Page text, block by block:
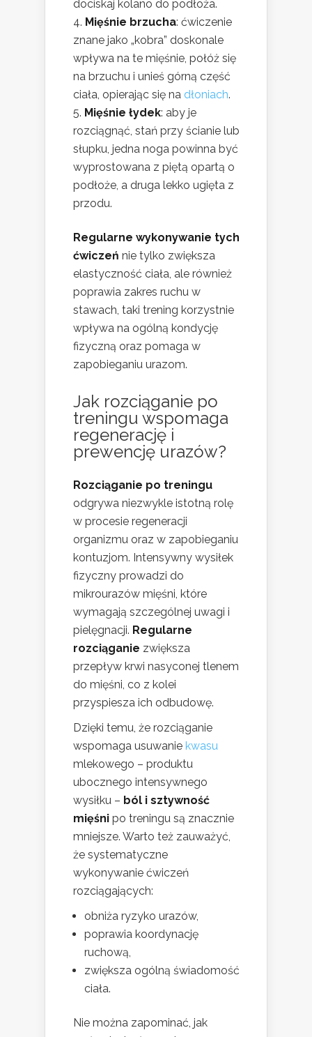
dociskaj kolano do podłoża.
Mięśnie brzucha: ćwiczenie
znane jako „kobra” doskonale
wpływa na te mięśnie, połóż się
na brzuchu i unieś górną część
ciała, opierając się na dłoniach.
Mięśnie łydek: aby je
rozciągnąć, stań przy ścianie lub
słupku, jedna noga powinna być
wyprostowana z piętą opartą o
podłoże, a druga lekko ugięta z
przodu.
Regularne wykonywanie tych
ćwiczeń nie tylko zwiększa
elastyczność ciała, ale również
poprawia zakres ruchu w
stawach, taki trening korzystnie
wpływa na ogólną kondycję
fizyczną oraz pomaga w
zapobieganiu urazom.
Jak rozciąganie po
treningu wspomaga
regenerację i
prewencję urazów?
Rozciąganie po treningu
odgrywa niezwykle istotną rolę
w procesie regeneracji
organizmu oraz w zapobieganiu
kontuzjom. Intensywny wysiłek
fizyczny prowadzi do
mikrourazów mięśni, które
wymagają szczególnej uwagi i
pielęgnacji. Regularne
rozciąganie zwiększa
przepływ krwi nasyconej tlenem
do mięśni, co z kolei
przyspiesza ich odbudowę.
Dzięki temu, że rozciąganie
wspomaga usuwanie kwasu
mlekowego – produktu
ubocznego intensywnego
wysiłku – ból i sztywność
mięśni po treningu są znacznie
mniejsze. Warto też zauważyć,
że systematyczne
wykonywanie ćwiczeń
rozciągających:
obniża ryzyko urazów,
poprawia koordynację
ruchową,
zwiększa ogólną świadomość
ciała.
Nie można zapominać, jak